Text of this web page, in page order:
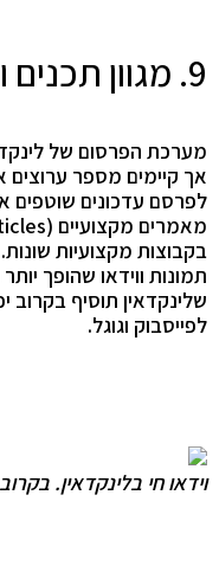
9. מגוון תכנים וערוצי הפצה
מערכת הפרסום של
אך קיימים מספר ערוצים
לפרסם עדכונים שוטפים
בקבוצות מקצועיות
תמונות ווידאו שהופך
לפייסבוק וגוגל.
וידאו חי בלינקדאין.